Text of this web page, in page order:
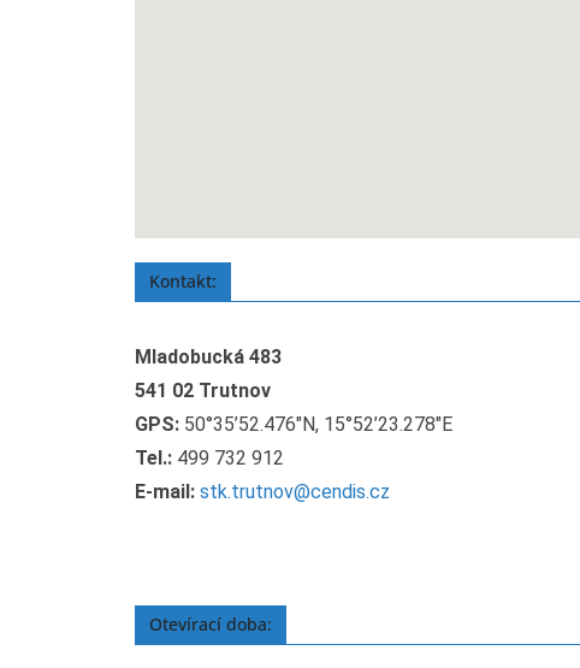
Kontakt:
Mladobucká 483
541 02 Trutnov
GPS: 50°35’52.476″N, 15°52’23.278″E
Tel.: 499 732 912
E-mail: stk.trutnov@cendis.cz
Otevírací doba: